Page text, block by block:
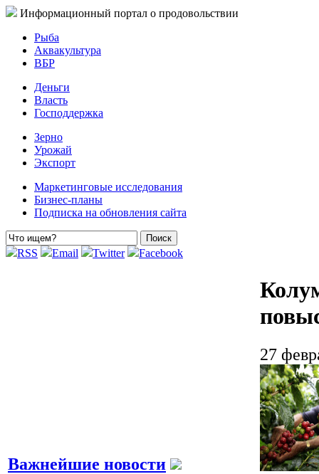
Информационный портал о продовольствии
Рыба
Аквакультура
ВБР
Деньги
Власть
Господдержка
Зерно
Урожай
Экспорт
Маркетинговые исследования
Бизнес-планы
Подписка на обновления сайта
RSS Email Twitter Facebook
Важнейшие новости
27